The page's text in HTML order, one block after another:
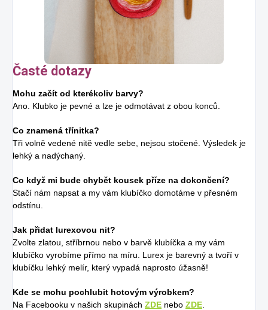
Časté dotazy
Mohu začít od kterékoliv barvy?
Ano. Klubko je pevné a lze je odmotávat z obou konců.
Co znamená třínitka?
Tři volně vedené nitě vedle sebe, nejsou stočené. Výsledek je
lehký a nadýchaný.
Co když mi bude chybět kousek příze na dokončení?
Stačí nám napsat a my vám klubíčko domotáme v přesném
odstínu.
Jak přidat lurexovou nit?
Zvolte zlatou, stříbrnou nebo v barvě klubíčka a my vám
klubíčko vyrobíme přímo na míru. Lurex je barevný a tvoří v
klubíčku lehký melír, který vypadá naprosto úžasně!
Kde se mohu pochlubit hotovým výrobkem?
Na Facebooku v našich skupinách ZDE nebo ZDE.